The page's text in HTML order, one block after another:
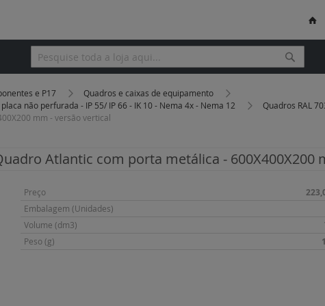
Pesquisa Pesquisa
e P17
Quadros e caixas de equipamento
não perfurada - IP 55/ IP 66 - IK 10 - Nema 4x - Nema 12
Quadros RAL
mm - versão vertical
Atlantic com porta metálica - 600X400X200
Mais
informação
Preço
Embalagem (Unidades)
Volume (dm3)
Peso (g)